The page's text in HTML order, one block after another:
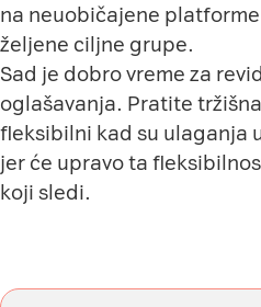
na neuobičajene
željene ciljne grupe.
Sad je dobro vreme za
oglašavanja. Pratite
fleksibilni kad su ulaganja
jer će upravo ta
koji sledi.